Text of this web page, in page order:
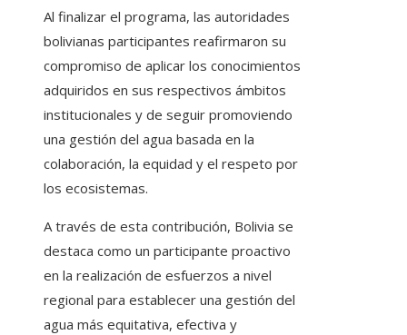
Al finalizar el programa, las autoridades
bolivianas participantes reafirmaron su
compromiso de aplicar los conocimientos
adquiridos en sus respectivos ámbitos
institucionales y de seguir promoviendo
una gestión del agua basada en la
colaboración, la equidad y el respeto por
los ecosistemas.
A través de esta contribución, Bolivia se
destaca como un participante proactivo
en la realización de esfuerzos a nivel
regional para establecer una gestión del
agua más equitativa, efectiva y